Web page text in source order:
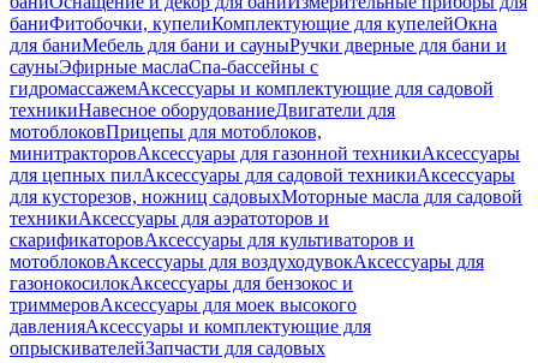
баниФитобочки, купелиКомплектующие для купелейОкна
для баниМебель для бани и сауныРучки дверные для бани и
сауныЭфирные маслаСпа-бассейны с
гидромассажемАксессуары и комплектующие для садовой
техникиНавесное оборудованиеДвигатели для
мотоблоковПрицепы для мотоблоков,
минитракторовАксессуары для газонной техникиАксессуары
для цепных пилАксессуары для садовой техникиАксессуары
для кусторезов, ножниц садовыхМоторные масла для садовой
техникиАксессуары для аэратоторов и
скарификаторовАксессуары для культиваторов и
мотоблоковАксессуары для воздуходувокАксессуары для
газонокосилокАксессуары для бензокос и
триммеровАксессуары для моек высокого
давленияАксессуары и комплектующие для
опрыскивателейЗапчасти для садовых